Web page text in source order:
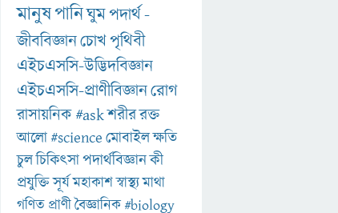
মানুষপানিঘুমপদার্থ-
জীববিজ্ঞানচোখপৃথিবী
এইচএসসি-উদ্ভিদবিজ্ঞান
এইচএসসি-প্রাণীবিজ্ঞানরোগ
রাসায়নিক#askশরীররক্ত
আলো#scienceমোবাইলক্ষতি
চুলচিকিৎসাপদার্থবিজ্ঞানকী
প্রযুক্তিসূর্যমহাকাশস্বাস্থ্যমাথা
গণিত প্রাণীবৈজ্ঞানিক#biology